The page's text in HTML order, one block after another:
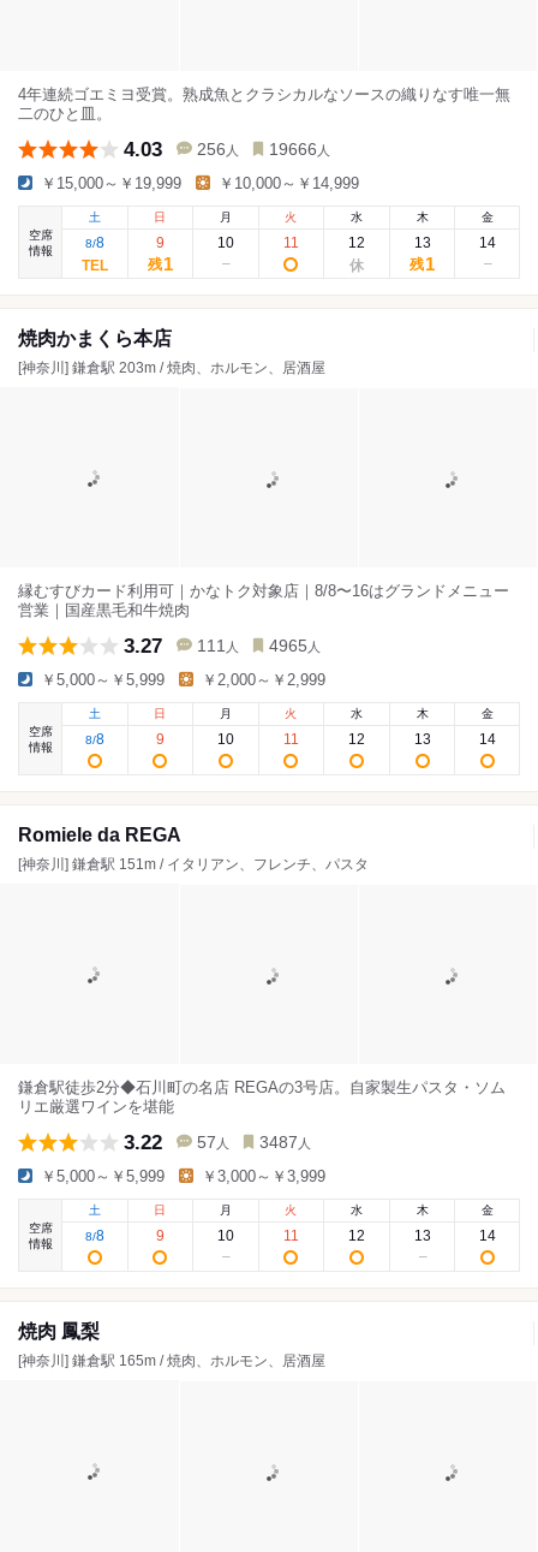
4年連続ゴエミヨ受賞。熟成魚とクラシカルなソースの織りなす唯一無
二のひと皿。
4.03 256 人 19666 人
￥15,000～￥19,999 ￥10,000～￥14,999
空席
情報
土
8/8
日
9
残1
月
10
火
11
水
12
木
13
残1
金
14
焼肉かまくら本店
[神奈川] 鎌倉駅 203m / 焼肉、ホルモン、居酒屋
縁むすびカード利用可｜かなトク対象店｜8/8〜16はグランドメニュー
営業｜国産黒毛和牛焼肉
3.27 111 人 4965 人
￥5,000～￥5,999 ￥2,000～￥2,999
空席
情報
土
8/8
日
9
月
10
火
11
水
12
木
13
金
14
Romiele da REGA
[神奈川] 鎌倉駅 151m / イタリアン、フレンチ、パスタ
鎌倉駅徒歩2分◆石川町の名店 REGAの3号店。自家製生パスタ・ソム
リエ厳選ワインを堪能
3.22 57 人 3487 人
￥5,000～￥5,999 ￥3,000～￥3,999
空席
情報
土
8/8
日
9
月
10
火
11
水
12
木
13
金
14
焼肉 鳳梨
[神奈川] 鎌倉駅 165m / 焼肉、ホルモン、居酒屋